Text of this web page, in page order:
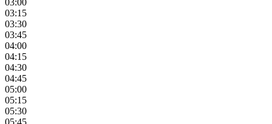
03:00
03:15
03:30
03:45
04:00
04:15
04:30
04:45
05:00
05:15
05:30
05:45